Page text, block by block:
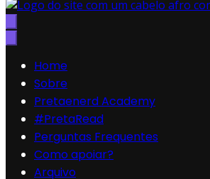
Preta, Nerd & Burning Hell
Home
Sobre
Pretaenerd Academy
#PretaRead
Perguntas Frequentes
Como apoiar?
Arquivo